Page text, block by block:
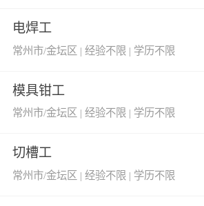
电焊工
常州市/金坛区 | 经验不限 | 学历不限
模具钳工
常州市/金坛区 | 经验不限 | 学历不限
切槽工
常州市/金坛区 | 经验不限 | 学历不限